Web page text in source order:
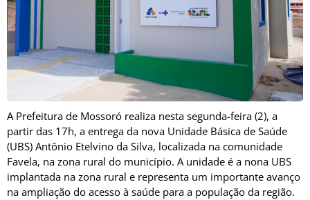
A Prefeitura de Mossoró realiza nesta segunda-feira (2), a
partir das 17h, a entrega da nova Unidade Básica de Saúde
(UBS) Antônio Etelvino da Silva, localizada na comunidade
Favela, na zona rural do município. A unidade é a nona UBS
implantada na zona rural e representa um importante avanço
na ampliação do acesso à saúde para a população da região.